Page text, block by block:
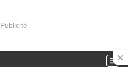
Publicité